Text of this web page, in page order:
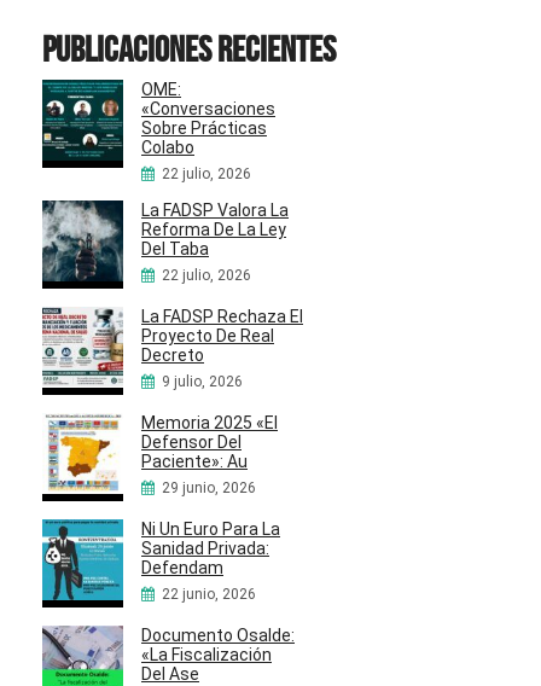
Publicaciones recientes
OME:
«Conversaciones
Sobre Prácticas
Colabo
22 julio, 2026
La FADSP Valora La
Reforma De La Ley
Del Taba
22 julio, 2026
La FADSP Rechaza El
Proyecto De Real
Decreto
9 julio, 2026
Memoria 2025 «El
Defensor Del
Paciente»: Au
29 junio, 2026
Ni Un Euro Para La
Sanidad Privada:
Defendam
22 junio, 2026
Documento Osalde:
«La Fiscalización
Del Ase